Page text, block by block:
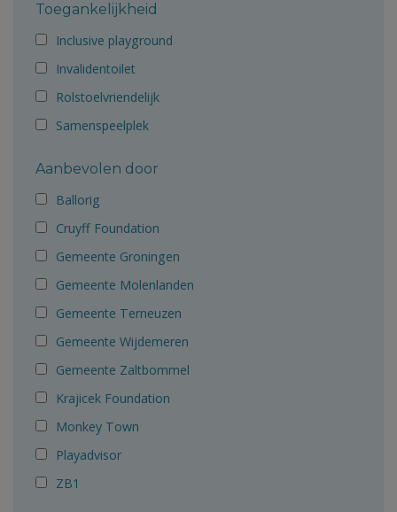
Toegankelijkheid
Inclusive playground
Invalidentoilet
Rolstoelvriendelijk
Samenspeelplek
Aanbevolen door
Ballorig
Cruyff Foundation
Gemeente Groningen
Gemeente Molenlanden
Gemeente Terneuzen
Gemeente Wijdemeren
Gemeente Zaltbommel
Krajicek Foundation
Monkey Town
Playadvisor
ZB1